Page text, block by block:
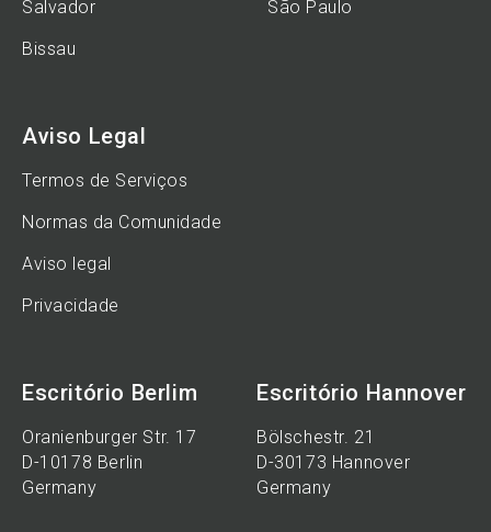
Salvador
São Paulo
Bissau
Aviso Legal
Termos de Serviços
Normas da Comunidade
Aviso legal
Privacidade
Escritório Berlim
Oranienburger Str. 17
D-10178 Berlin
Germany
Escritório Hannover
Bölschestr. 21
D-30173 Hannover
Germany